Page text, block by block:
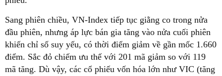
Sang phiên chiều, VN-Index tiếp tục giằng co trong nửa
đầu phiên, nhưng áp lực bán gia tăng vào nửa cuối phiên
khiến chỉ số suy yếu, có thời điểm giảm về gần mốc 1.660
điểm. Sắc đỏ chiếm ưu thế với 201 mã giảm so với 119
mã tăng. Dù vậy, các cổ phiếu vốn hóa lớn như VIC (tăng